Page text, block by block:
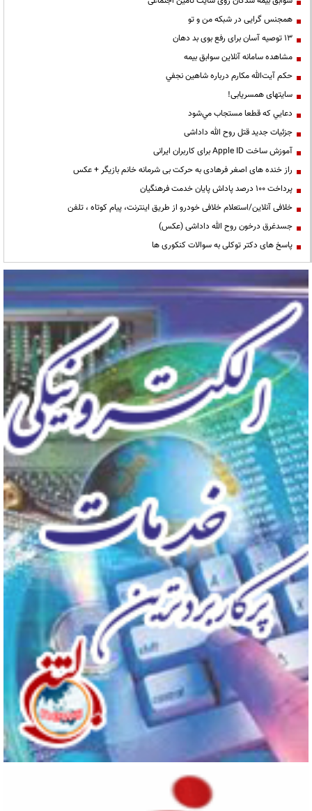
همجنس گرایی در شبکه من و تو
13 توصیه آسان برای رفع بوی بد دهان
مشاهده سامانه آنلاين سوابق بیمه
حكم آيت‌الله مكارم درباره شاهين نجفي
سایتهای همسریابی!
دعايي كه قطعا مستجاب مي‌شود
جزئیات جدید قتل روح الله داداشی
آموزش ساخت Apple ID برای کاربران ایرانی
راز خنده های اصغر فرهادی به حرکت بی شرمانه خانم بازیگر + عکس
پرداخت ۱۰۰ درصد پاداش پایان خدمت فرهنگیان
خلافی آنلاین/استعلام خلافی خودرو از طریق اینترنت، پیام کوتاه ، تلفن
جسدغرق درخون روح الله داداشی (عکس)
پاسخ های دکتر توکلی به سوالات کنکوری ها